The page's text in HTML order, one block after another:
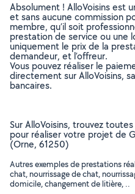
Absolument ! AlloVoisins est
et sans aucune commission
membre, qu’il soit
prestation de service ou une
uniquement le prix de la
demandeur, et l’offreur.
Vous pouvez réaliser le
directement sur AlloVoisins,
bancaires.
Sur AlloVoisins, trouvez
pour réaliser votre projet de
(Orne, 61250)
Autres exemples de prestations
chat, nourrissage de chat,
domicile, changement de litière, ..